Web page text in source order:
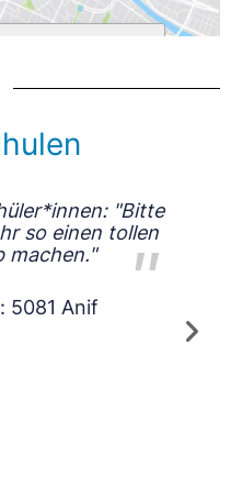
"Bitte
so einen tollen
machen."
5081 Anif